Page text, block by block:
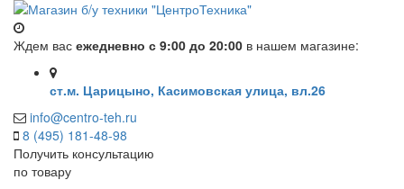
Ждем вас ежедневно с 9:00 до 20:00 в нашем магазине:
ст.м. Царицыно, Касимовская улица, вл.26
info@centro-teh.ru
8 (495) 181-48-98
Получить консультацию
по товару